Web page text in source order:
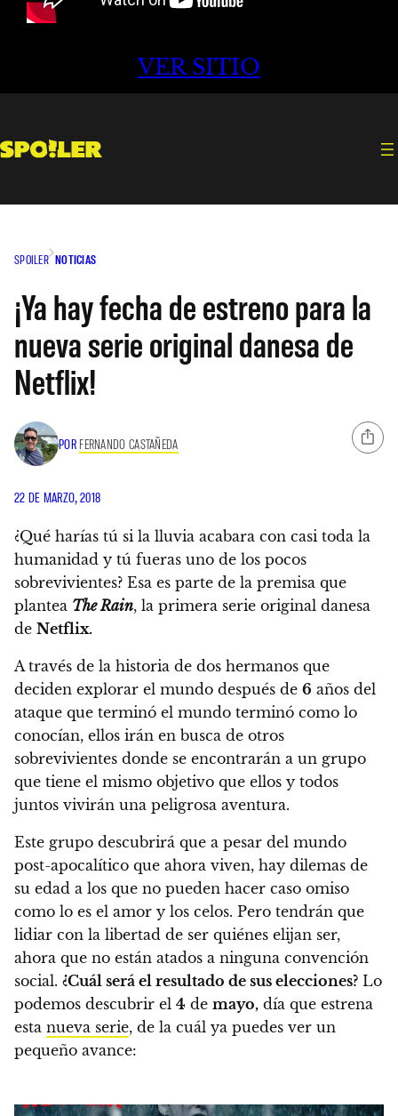
VER SITIO
SPOILER NOTICIAS
¡Ya hay fecha de estreno para la
nueva serie original danesa de
Netflix!
POR FERNANDO CASTAÑEDA
22 DE MARZO, 2018
¿Qué harías tú si la lluvia acabara con casi toda la
humanidad y tú fueras uno de los pocos
sobrevivientes? Esa es parte de la premisa que
plantea The Rain, la primera serie original danesa
de Netflix.
A través de la historia de dos hermanos que
deciden explorar el mundo después de 6 años del
ataque que terminó el mundo terminó como lo
conocían, ellos irán en busca de otros
sobrevivientes donde se encontrarán a un grupo
que tiene el mismo objetivo que ellos y todos
juntos vivirán una peligrosa aventura.
Este grupo descubrirá que a pesar del mundo
post-apocalítico que ahora viven, hay dilemas de
su edad a los que no pueden hacer caso omiso
como lo es el amor y los celos. Pero tendrán que
lidiar con la libertad de ser quiénes elijan ser,
ahora que no están atados a ninguna convención
social. ¿Cuál será el resultado de sus elecciones? Lo
podemos descubrir el 4 de mayo, día que estrena
esta nueva serie, de la cuál ya puedes ver un
pequeño avance: